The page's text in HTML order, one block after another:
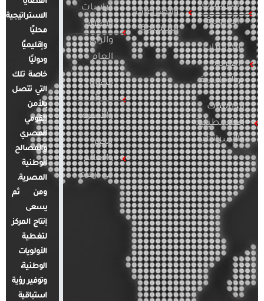
الدراسات
الأوروبية
الدراسات
العربية
والإقليمية
الدراسات
الفلسطينية
والإسرائيلية
والصراعات
المسلحة
دراسات
الإعلام
والرأي
العام
قضايا
المرأة
والأسرة
مصر
والعالم
في أرقام
الاستراتيجية
محليًا
وإقليميًا
ودوليًا
خاصة تلك
التي تتصل
بالأمن
القومي
المصري
والمصالح
الوطنية
المصرية.
ومن ثم
يسعى
إنتاج المركز
لتغطية
الأولويات
الوطنية،
وتوفير رؤية
استباقية